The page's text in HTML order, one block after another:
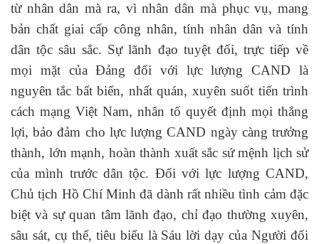
từ nhân dân mà ra, vì nhân dân mà phục vụ, mang
bản chất giai cấp công nhân, tính nhân dân và tính
dân tộc sâu sắc. Sự lãnh đạo tuyệt đối, trực tiếp về
mọi mặt của Đảng đối với lực lượng CAND là
nguyên tắc bất biến, nhất quán, xuyên suốt tiến trình
cách mạng Việt Nam, nhân tố quyết định mọi thắng
lợi, bảo đảm cho lực lượng CAND ngày càng trưởng
thành, lớn mạnh, hoàn thành xuất sắc sứ mệnh lịch sử
của mình trước dân tộc. Đối với lực lượng CAND,
Chủ tịch Hồ Chí Minh đã dành rất nhiều tình cảm đặc
biệt và sự quan tâm lãnh đạo, chỉ đạo thường xuyên,
sâu sát, cụ thể, tiêu biểu là Sáu lời dạy của Người đối